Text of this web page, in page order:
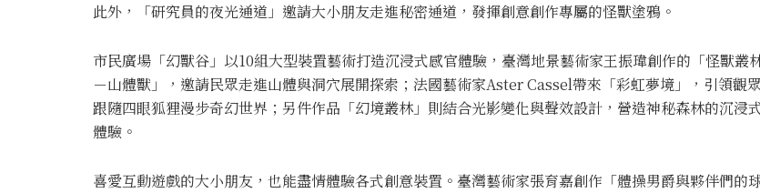
此外，「研究員的夜光通道」邀請大小朋友走進秘密通道，發揮創意創作專屬的怪獸塗鴉。
市民廣場「幻獸谷」以10組大型裝置藝術打造沉浸式感官體驗，臺灣地景藝術家王振瑋創作的「怪獸叢
－山體獸」，邀請民眾走進山體與洞穴展開探索；法國藝術家Aster Cassel帶來「彩虹夢境」，引領觀眾
跟隨四眼狐狸漫步奇幻世界；另件作品「幻境叢林」則結合光影變化與聲效設計，營造神秘森林的沉浸
體驗。
喜愛互動遊戲的大小朋友，也能盡情體驗各式創意裝置。臺灣藝術家張育嘉創作「體操男爵與夥伴們的